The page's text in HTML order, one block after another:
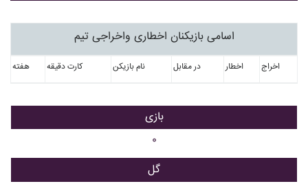
اسامی بازیکنان اخطاری واخراجی تیم
هفته کارت دقیقه نام بازیکن در مقابل اخطار اخراج
بازی
۰
گل